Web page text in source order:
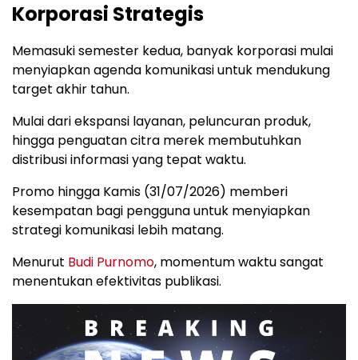
Korporasi Strategis
Memasuki semester kedua, banyak korporasi mulai
menyiapkan agenda komunikasi untuk mendukung
target akhir tahun.
Mulai dari ekspansi layanan, peluncuran produk,
hingga penguatan citra merek membutuhkan
distribusi informasi yang tepat waktu.
Promo hingga Kamis (31/07/2026) memberi
kesempatan bagi pengguna untuk menyiapkan
strategi komunikasi lebih matang.
Menurut Budi Purnomo, momentum waktu sangat
menentukan efektivitas publikasi.